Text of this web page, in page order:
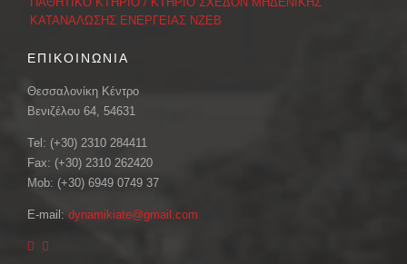
ΚΑΤΑΝΑΛΩΣΗΣ ΕΝΕΡΓΕΙΑΣ ΝΖΕΒ
ΕΠΙΚΟΙΝΩΝΙΑ
Θεσσαλονίκη Κέντρο
Βενιζέλου 64, 54631
Tel: (+30) 2310 284411
Fax: (+30) 2310 262420
Mob: (+30) 6949 0749 37
E-mail: dynamikiate@gmail.com